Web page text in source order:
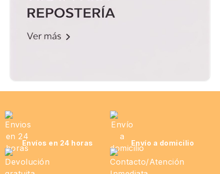
Envíos en 24 horas Envío a domicilio